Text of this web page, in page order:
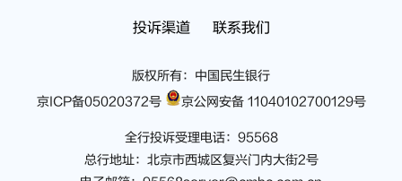
投诉渠道 联系我们
版权所有：中国民生银行
京ICP备05020372号
京公网安备 11040102700129号
全行投诉受理电话：95568
总行地址：北京市西城区复兴门内大街2号